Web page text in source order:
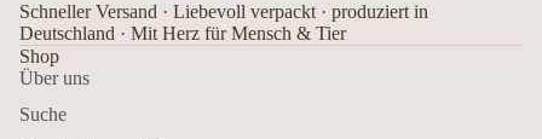
Schneller Versand · Liebevoll verpackt · produziert in
Deutschland · Mit Herz für Mensch & Tier
Shop
Über uns
Suche